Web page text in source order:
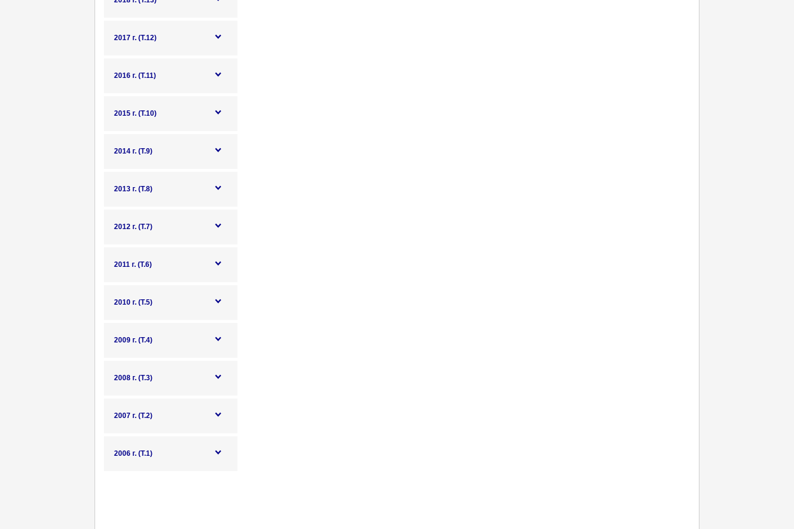
2017 г. (Т.12)
2016 г. (Т.11)
2015 г. (Т.10)
2014 г. (Т.9)
2013 г. (Т.8)
2012 г. (Т.7)
2011 г. (Т.6)
2010 г. (Т.5)
2009 г. (Т.4)
2008 г. (Т.3)
2007 г. (Т.2)
2006 г. (Т.1)